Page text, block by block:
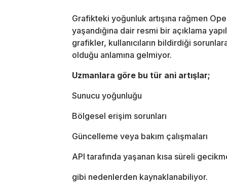
Grafikteki yoğunluk artışına rağmen
yaşandığına dair resmi bir açıklama
grafikler, kullanıcıların bildirdiği
olduğu anlamına gelmiyor.
Uzmanlara göre bu tür ani artışlar;
Sunucu yoğunluğu
Bölgesel erişim sorunları
Güncelleme veya bakım çalışmaları
API tarafında yaşanan kısa süreli
gibi nedenlerden kaynaklanabiliyor.